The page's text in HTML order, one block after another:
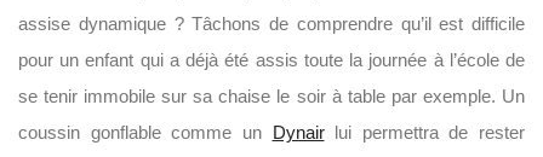
assise dynamique ? Tâchons de comprendre qu’il est difficile
pour un enfant qui a déjà été assis toute la journée à l’école de
se tenir immobile sur sa chaise le soir à table par exemple. Un
coussin gonflable comme un Dynairlui permettra de rester